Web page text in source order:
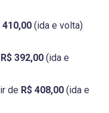
410,00 (ida e volta)
R$ 392,00 (ida e
de R$ 408,00 (ida e